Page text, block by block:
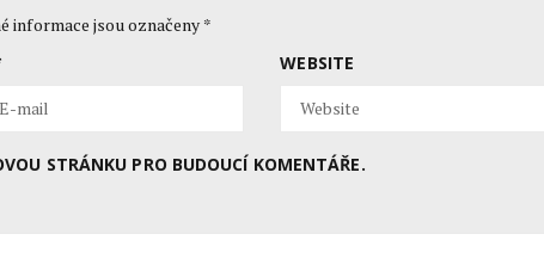
informace jsou označeny *
WEBSITE
STRÁNKU PRO BUDOUCÍ KOMENTÁŘE.